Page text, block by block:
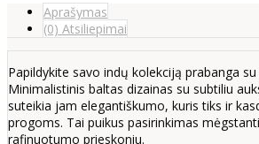
Aprašymas
(0) Atsiliepimai
Papildykite savo indų kolekciją prabanga
Minimalistinis baltas dizainas su subtiliu
suteikia jam elegantiškumo, kuris tiks ir
progoms. Tai puikus pasirinkimas
rafinuotumo prieskoniu.